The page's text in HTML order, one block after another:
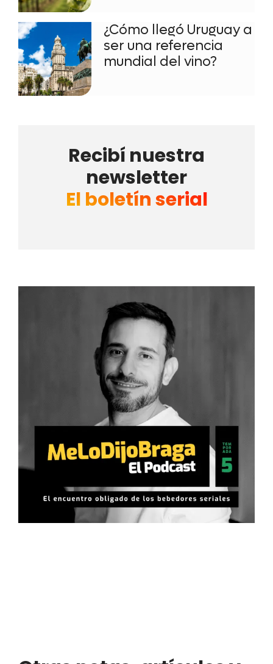
¿Cómo llegó Uruguay a
ser una referencia
mundial del vino?
Recibí nuestra
newsletter
El boletín serial